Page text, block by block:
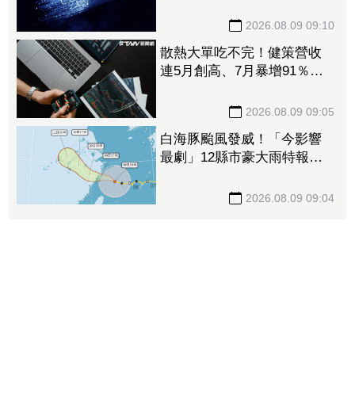
2026.08.09 09:10
散熱大單吃不完！健策營收
連5月創高、7月暴增91％
2026.08.09 09:05
白海豚颱風發威！「今影響
最劇」12縣市豪大雨特報
2026.08.09 09:04